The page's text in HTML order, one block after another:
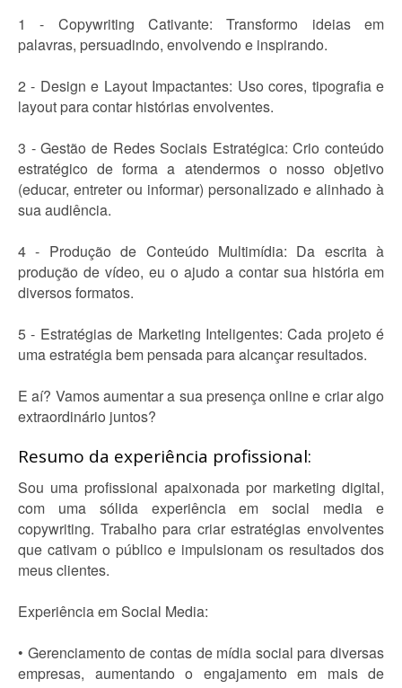
1 - Copywriting Cativante: Transformo ideias em
palavras, persuadindo, envolvendo e inspirando.
2 - Design e Layout Impactantes: Uso cores, tipografia e
layout para contar histórias envolventes.
3 - Gestão de Redes Sociais Estratégica: Crio conteúdo
estratégico de forma a atendermos o nosso objetivo
(educar, entreter ou informar) personalizado e alinhado à
sua audiência.
4 - Produção de Conteúdo Multimídia: Da escrita à
produção de vídeo, eu o ajudo a contar sua história em
diversos formatos.
5 - Estratégias de Marketing Inteligentes: Cada projeto é
uma estratégia bem pensada para alcançar resultados.
E aí? Vamos aumentar a sua presença online e criar algo
extraordinário juntos?
Resumo da experiência profissional:
Sou uma profissional apaixonada por marketing digital,
com uma sólida experiência em social media e
copywriting. Trabalho para criar estratégias envolventes
que cativam o público e impulsionam os resultados dos
meus clientes.
Experiência em Social Media:
• Gerenciamento de contas de mídia social para diversas
empresas, aumentando o engajamento em mais de